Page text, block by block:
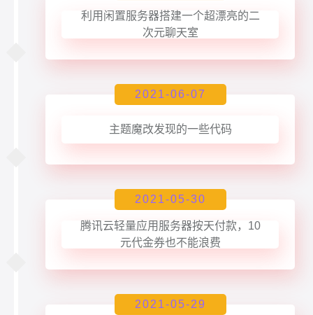
利用闲置服务器搭建一个超漂亮的二
次元聊天室
2021-06-07
主题魔改发现的一些代码
2021-05-30
腾讯云轻量应用服务器按天付款，10
元代金券也不能浪费
2021-05-29